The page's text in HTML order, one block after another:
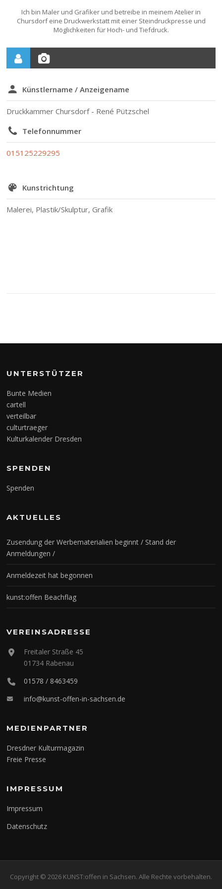
Ich bin Maler und Grafiker und betreibe in meinem Atelier in
Chursdorf eine Druckwerkstatt mit einer Steindruckpresse und
Möglichkeiten für Hoch- und Tiefdruck.
Künstlername / Anzeigename
Druckkammer Chursdorf - René Pützschel
Telefonnummer
015125229295
Kunstrichtung
Malerei, Plastik/Skulptur, Grafik
UNTERSTÜTZER
Bunte Medien
cartell
verteilbar
culturtraeger
Kulturkalender Dresden
SPENDEN
Spenden
AKTUELLES
Zusendung der Werbematerialien beginnt / Stand der
Anmeldungen /
Anmeldezeit hat begonnen
kunst:offen Beachflag
VEREINSADRESSE
Freitaler Straße 45
01734 Rabenau
01578 / 8463459
info@kunst-offen-in-sachsen.de
MEDIENPARTNER
Dresdner Kulturmagazin
Freie Presse
IMPRESSUM
Impressum
Datenschutz
Copyright © 2026 KUNST:offen in Sachsen. Alle Rechte vorbehalten.